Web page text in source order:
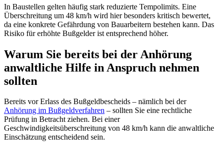
In Baustellen gelten häufig stark reduzierte Tempolimits. Eine
Überschreitung um 48 km/h wird hier besonders kritisch bewertet,
da eine konkrete Gefährdung von Bauarbeitern bestehen kann. Das
Risiko für erhöhte Bußgelder ist entsprechend höher.
Warum Sie bereits bei der Anhörung
anwaltliche Hilfe in Anspruch nehmen
sollten
Bereits vor Erlass des Bußgeldbescheids – nämlich bei der
Anhörung im Bußgeldverfahren – sollten Sie eine rechtliche
Prüfung in Betracht ziehen. Bei einer
Geschwindigkeitsüberschreitung von 48 km/h kann die anwaltliche
Einschätzung entscheidend sein.